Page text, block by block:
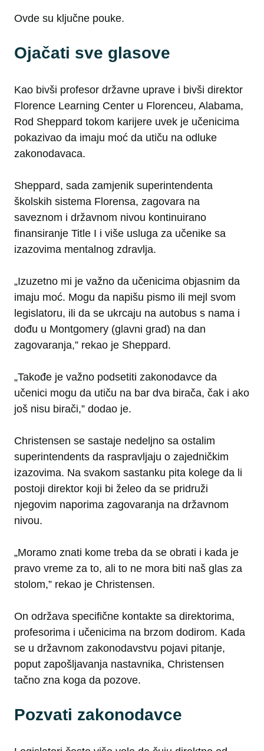
Ovde su ključne pouke.
Ojačati sve glasove
Kao bivši profesor državne uprave i bivši direktor
Florence Learning Center u Florenceu, Alabama,
Rod Sheppard tokom karijere uvek je učenicima
pokazivao da imaju moć da utiču na odluke
zakonodavaca.
Sheppard, sada zamjenik superintendenta
školskih sistema Florensa, zagovara na
saveznom i državnom nivou kontinuirano
finansiranje Title I i više usluga za učenike sa
izazovima mentalnog zdravlja.
„Izuzetno mi je važno da učenicima objasnim da
imaju moć. Mogu da napišu pismo ili mejl svom
legislatoru, ili da se ukrcaju na autobus s nama i
dođu u Montgomery (glavni grad) na dan
zagovaranja,” rekao je Sheppard.
„Takođe je važno podsetiti zakonodavce da
učenici mogu da utiču na bar dva birača, čak i ako
još nisu birači,” dodao je.
Christensen se sastaje nedeljno sa ostalim
superintendents da raspravljaju o zajedničkim
izazovima. Na svakom sastanku pita kolege da li
postoji direktor koji bi želeo da se pridruži
njegovim naporima zagovaranja na državnom
nivou.
„Moramo znati kome treba da se obrati i kada je
pravo vreme za to, ali to ne mora biti naš glas za
stolom,” rekao je Christensen.
On održava specifične kontakte sa direktorima,
profesorima i učenicima na brzom dodirom. Kada
se u državnom zakonodavstvu pojavi pitanje,
poput zapošljavanja nastavnika, Christensen
tačno zna koga da pozove.
Pozvati zakonodavce